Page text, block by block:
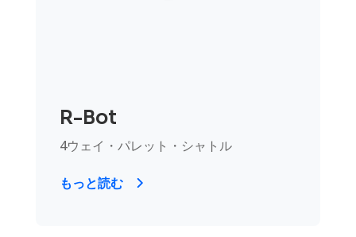
R-Bot
4ウェイ・パレット・シャトル
もっと読む